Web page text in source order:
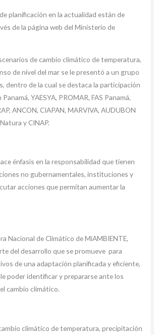
planificación en la actualidad están de
de la página web del Ministerio de
de cambio climático de temperatura,
de nivel del mar se le presentó a un grupo
dentro de la cual se destaca la participación
YAESYA, PROMAR, FAS Panamá,
ANCON, CIAPAN, MARVIVA, AUDUBON
y CINAP.
énfasis en la responsabilidad que tienen
no gubernamentales, instituciones y
acciones que permitan aumentar la
Nacional de Climático de MiAMBIENTE,
del desarrollo que se promueve para
de una adaptación planificada y eficiente,
poder identificar y prepararse ante los
cambio climático.
climático de temperatura, precipitación